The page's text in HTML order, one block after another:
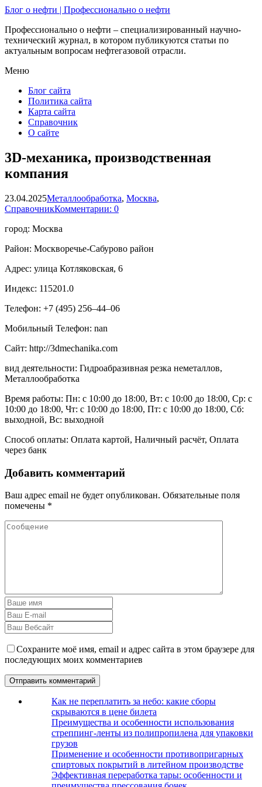
Блог о нефти | Профессионально о нефти
Профессионально о нефти – специализированный научно-
технический журнал, в котором публикуются статьи по
актуальным вопросам нефтегазовой отрасли.
Меню
Блог сайта
Политика сайта
Карта сайта
Справочник
О сайте
3D-механика, производственная
компания
23.04.2025Металлообработка, Москва,
СправочникКомментарии: 0
город: Москва
Район: Москворечье-Сабурово район
Адрес: улица Котляковская, 6
Индекс: 115201.0
Телефон: +7 (495) 256‒44‒06
Мобильный Телефон: nan
Сайт: http://3dmechanika.com
вид деятельности: Гидроабразивная резка неметаллов,
Металлообработка
Время работы: Пн: с 10:00 до 18:00, Вт: с 10:00 до 18:00, Ср: с
10:00 до 18:00, Чт: с 10:00 до 18:00, Пт: с 10:00 до 18:00, Сб:
выходной, Вс: выходной
Способ оплаты: Оплата картой, Наличный расчёт, Оплата
через банк
Добавить комментарий
Ваш адрес email не будет опубликован. Обязательные поля
помечены *
Сохраните моё имя, email и адрес сайта в этом браузере для
последующих моих комментариев
Как не переплатить за небо: какие сборы
скрываются в цене билета
Преимущества и особенности использования
стреппинг-ленты из полипропилена для упаковки
грузов
Применение и особенности противопригарных
спиртовых покрытий в литейном производстве
Эффективная переработка тары: особенности и